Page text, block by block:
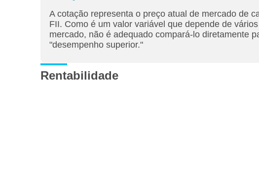
A cotação representa o preço atual de mercado de
FII. Como é um valor variável que depende de
mercado, não é adequado compará-lo diretamente
"desempenho superior."
Rentabilidade